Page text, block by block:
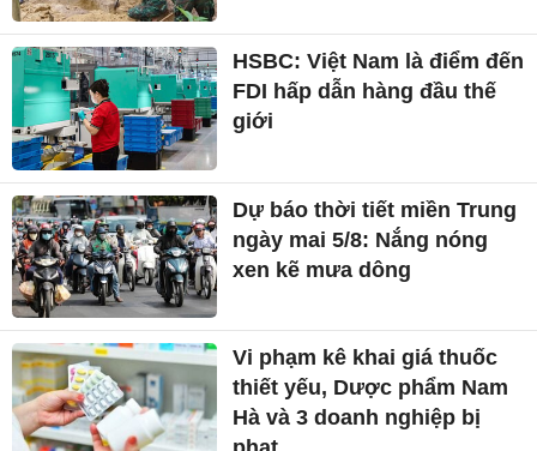
HSBC: Việt Nam là điểm đến
FDI hấp dẫn hàng đầu thế
giới
Dự báo thời tiết miền Trung
ngày mai 5/8: Nắng nóng
xen kẽ mưa dông
Vi phạm kê khai giá thuốc
thiết yếu, Dược phẩm Nam
Hà và 3 doanh nghiệp bị